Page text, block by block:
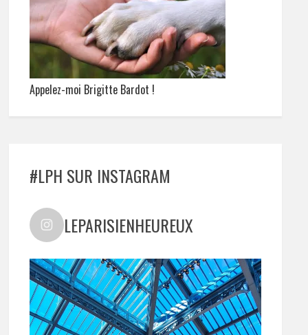
Appelez-moi Brigitte Bardot !
#LPH SUR INSTAGRAM
LEPARISIENHEUREUX